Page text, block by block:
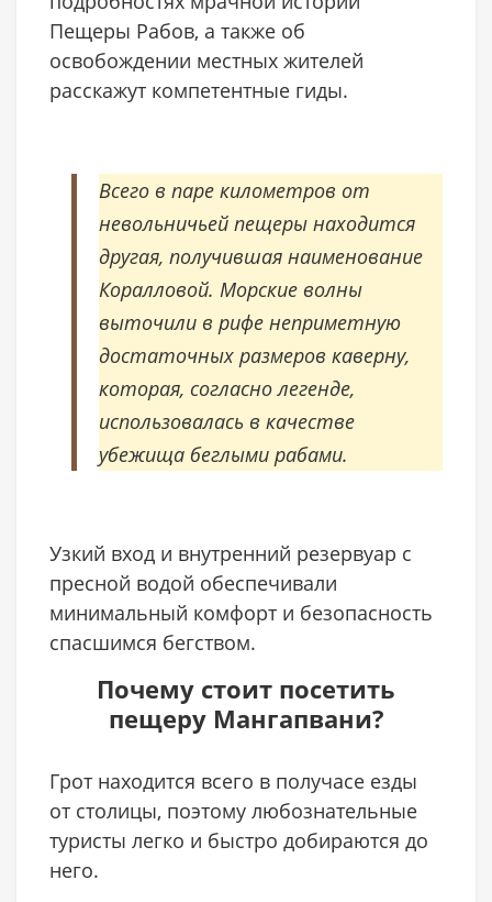
Пещеры Рабов, а также об
освобождении местных жителей
расскажут компетентные гиды.
Всего в паре километров от
невольничьей пещеры находится
другая, получившая наименование
Коралловой. Морские волны
выточили в рифе неприметную
достаточных размеров каверну,
которая, согласно легенде,
использовалась в качестве
убежища беглыми рабами.
Узкий вход и внутренний резервуар с
пресной водой обеспечивали
минимальный комфорт и безопасность
спасшимся бегством.
Почему стоит посетить
пещеру Мангапвани?
Грот находится всего в получасе езды
от столицы, поэтому любознательные
туристы легко и быстро добираются до
него.